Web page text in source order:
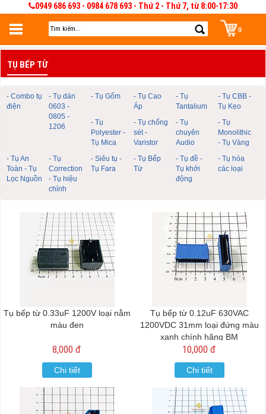
0949 686 693 - 0984 678 693 - Thứ 2 - Thứ 7, từ 8:00-17:30
0
Đăng nhập
Đăng nhập để lưu giỏ hàng 30 ngày. Có thể sửa và quản lý giỏ hàng và đơn
hàng
TỤ BẾP TỪ
- Combo tụ
điện
- Tụ dán
0603 -
0805 -
1206
- Tụ Gốm
- Tụ Cao
Áp
- Tụ
Tantalium
- Tụ CBB -
Tụ Kẹo
- Tụ
Polyester -
Tụ Mica
- Tụ chống
sét -
Varistor
- Tụ
chuyên
Audio
- Tụ
Monolithic
- Tụ Vàng
- Tụ An
Toàn - Tụ
Lọc Nguồn
- Tụ
Correction
- Tụ hiệu
chỉnh
- Siêu tụ -
Tụ Fara
- Tụ Bếp
Từ
- Tụ đề -
Tụ khởi
động
- Tụ hóa
các loại
Tụ bếp từ 0.33uF 1200V loại nằm
màu đen
8,000 đ
Chi tiết
Tụ bếp từ 0.12uF 630VAC
1200VDC 31mm loại đứng màu
xanh chính hãng BM
10,000 đ
Chi tiết